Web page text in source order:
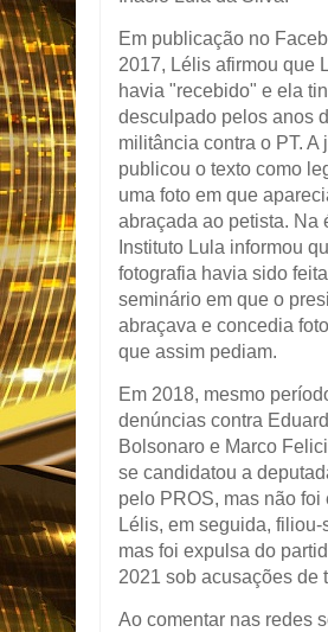
Em publicação no
2017, Lélis afirmou que
havia "recebido" e ela
desculpado pelos anos
militância contra o PT. A
publicou o texto como
uma foto em que
abraçada ao petista. Na
Instituto Lula informou
fotografia havia sido
seminário em que o
abraçava e concedia
que assim pediam.
Em 2018, mesmo
denúncias contra
Bolsonaro e Marco
se candidatou a
pelo PROS, mas não foi
Lélis, em seguida, filiou-
mas foi expulsa do
2021 sob acusações de
Ao comentar nas redes